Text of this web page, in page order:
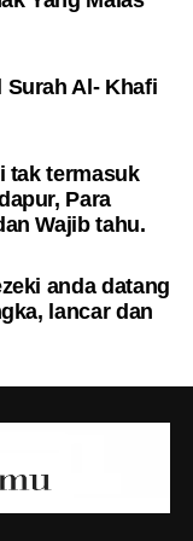
dan berita
Surah Al- Khafi
tak termasuk
Para
Wajib tahu.
anda datang
lancar dan